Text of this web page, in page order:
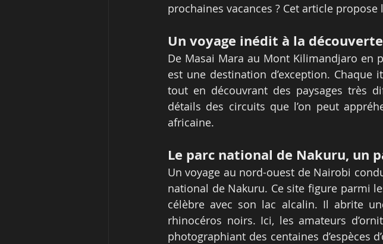
prochaines vacances ? Cet article
Un voyage inédit à la
De Masai Mara au Mont Kilimandjaro en
est une destination d’exception.
tout en découvrant des paysages très
détails des circuits que l’on peut
africaine.
Le parc national de Nakuru, un
Un voyage au nord-ouest de Nairobi
national de Nakuru. Ce site figure parmi
célèbre avec son lac alcalin. Il abrite
rhinocéros noirs. Ici, les amateurs
photographiant des centaines d’espèces